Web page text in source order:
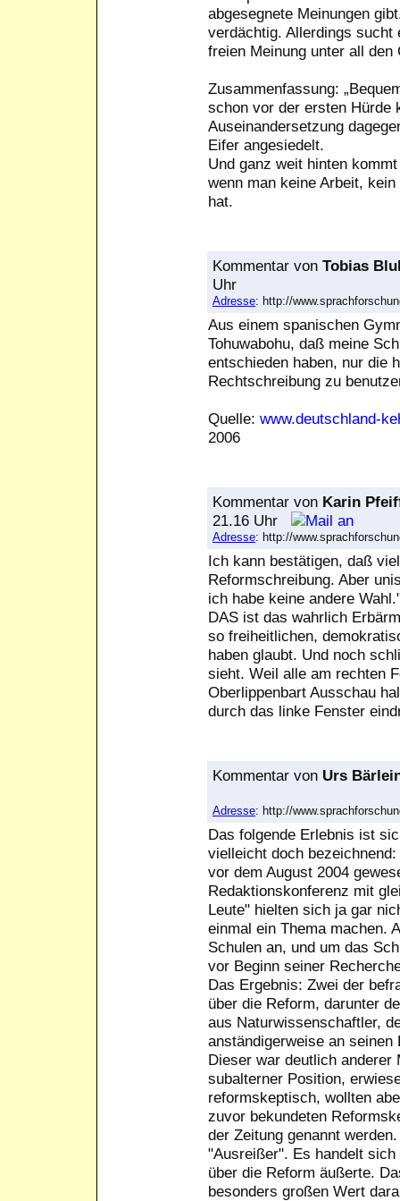
abgesegnete Meinungen
verdächtig. Allerdings sucht
freien Meinung unter all den
Zusammenfassung:
schon vor der ersten Hürde
Auseinandersetzung
Eifer angesiedelt.
Und ganz weit hinten
wenn man keine Arbeit,
hat.
Kommentar von Tobias
Uhr
Adresse: http://
Aus einem spanischen
Tohuwabohu, daß meine
entschieden haben, nur die
Rechtschreibung zu
Quelle: www.deutschland-
2006
Kommentar von Karin
21.16 Uhr
Adresse: http://
Ich kann bestätigen, daß
Reformschreibung. Aber
ich habe keine andere
DAS ist das wahrlich
so freiheitlichen,
haben glaubt. Und noch
sieht. Weil alle am rechten
Oberlippenbart Ausschau
durch das linke Fenster
Kommentar von Urs
Adresse: http://
Das folgende Erlebnis ist
vielleicht doch
vor dem August 2004
Redaktionskonferenz mit
Leute" hielten sich ja gar
einmal ein Thema machen.
Schulen an, und um das
vor Beginn seiner
Das Ergebnis: Zwei der
über die Reform, darunter
aus Naturwissenschaftler,
anständigerweise an
Dieser war deutlich anderer
subalterner Position,
reformskeptisch, wollten
zuvor bekundeten
der Zeitung genannt
"Ausreißer". Es handelt
über die Reform äußerte.
besonders großen Wert